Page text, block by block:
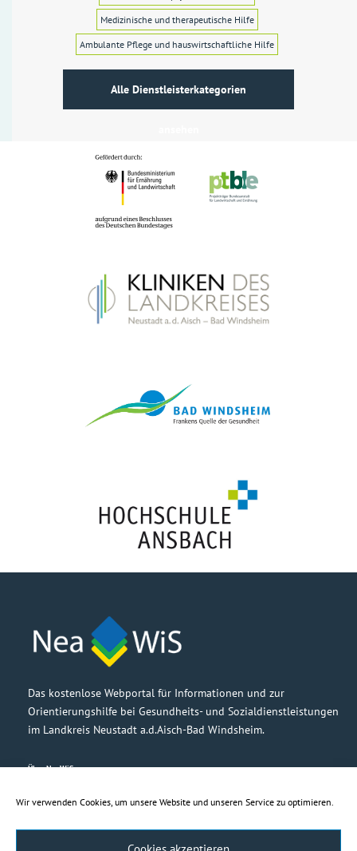
Wir verwenden Cookies, um unsere Website und unseren Service zu optimieren.
Medizinische und therapeutische Hilfe
Ambulante Pflege und hauswirtschaftliche Hilfe
Alle Dienstleisterkategorien
Das kostenlose Webportal für Informationen und zur
Orientierungshilfe bei Gesundheits- und Sozialdienstleistungen
im Landkreis Neustadt a.d.Aisch-Bad Windsheim.
Über NeaWiS
Partner